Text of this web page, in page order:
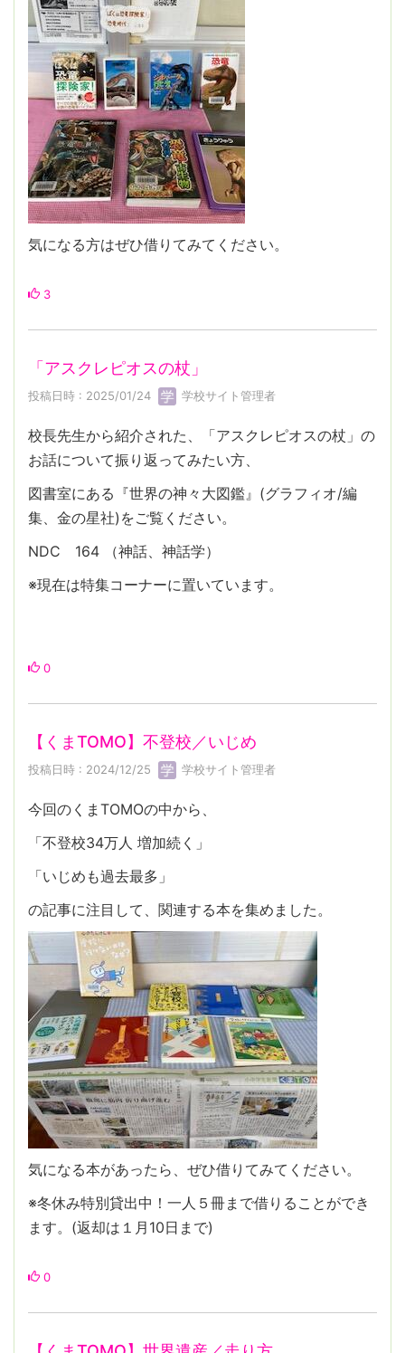
気になる方はぜひ借りてみてください。
3
「アスクレピオスの杖」
投稿日時 : 2025/01/24 学校サイト管理者
校長先生から紹介された、「アスクレピオスの杖」の
お話について振り返ってみたい方、
図書室にある『世界の神々大図鑑』(グラフィオ/編
集、金の星社)をご覧ください。
NDC 164 （神話、神話学）
※現在は特集コーナーに置いています。
0
【くまTOMO】不登校／いじめ
投稿日時 : 2024/12/25 学校サイト管理者
今回のくまTOMOの中から、
「不登校34万人 増加続く」
「いじめも過去最多」
の記事に注目して、関連する本を集めました。
気になる本があったら、ぜひ借りてみてください。
※冬休み特別貸出中！一人５冊まで借りることができ
ます。(返却は１月10日まで)
0